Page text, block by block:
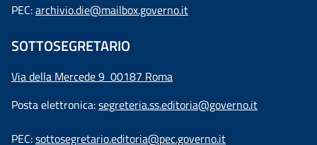
PEC:archivio.die@mailbox.governo.it
SOTTOSEGRETARIO
Via della Mercede 9 00187 Roma
Posta elettronica:segreteria.ss.editoria@governo.it
PEC:sottosegretario.editoria@pec.governo.it